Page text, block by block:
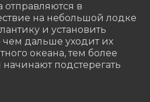
отправляются в
на небольшой лодке
и установить
дальше уходит их
океана, тем более
подстерегать